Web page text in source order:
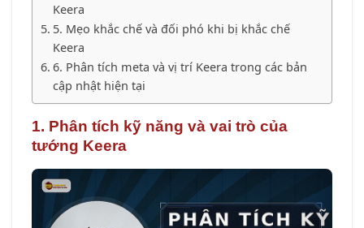
Keera
5. Mẹo khắc chế và đối phó khi bị khắc chế
Keera
6. Phân tích meta và vị trí Keera trong các bản
cập nhật hiện tại
1. Phân tích kỹ năng và vai trò của
tướng Keera